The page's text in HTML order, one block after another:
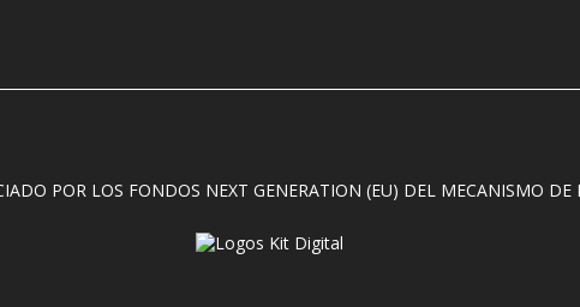
POR LOS FONDOS NEXT GENERATION (EU) DEL MECANISMO DE